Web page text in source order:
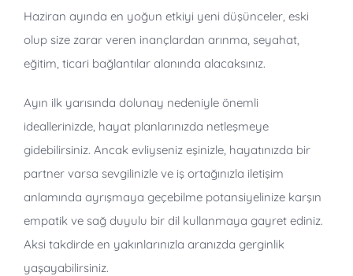
Haziran ayında en yoğun etkiyi yeni düşünceler, eski
olup size zarar veren inançlardan arınma, seyahat,
eğitim, ticari bağlantılar alanında alacaksınız.
Ayın ilk yarısında dolunay nedeniyle önemli
ideallerinizde, hayat planlarınızda netleşmeye
gidebilirsiniz. Ancak evliyseniz eşinizle, hayatınızda bir
partner varsa sevgilinizle ve iş ortağınızla iletişim
anlamında ayrışmaya geçebilme potansiyelinize karşın
empatik ve sağ duyulu bir dil kullanmaya gayret ediniz.
Aksi takdirde en yakınlarınızla aranızda gerginlik
yaşayabilirsiniz.